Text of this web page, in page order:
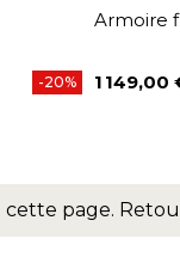
-20%
Armoire
Prix
1 149,00
cette page.